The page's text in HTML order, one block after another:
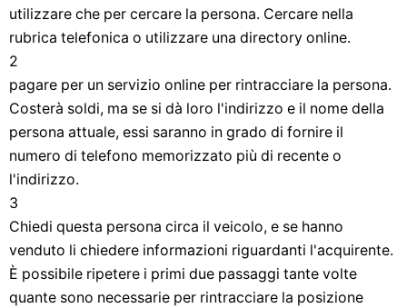
utilizzare che per cercare la persona. Cercare nella
rubrica telefonica o utilizzare una directory online.
2
pagare per un servizio online per rintracciare la persona.
Costerà soldi, ma se si dà loro l'indirizzo e il nome della
persona attuale, essi saranno in grado di fornire il
numero di telefono memorizzato più di recente o
l'indirizzo.
3
Chiedi questa persona circa il veicolo, e se hanno
venduto li chiedere informazioni riguardanti l'acquirente.
È possibile ripetere i primi due passaggi tante volte
quante sono necessarie per rintracciare la posizione